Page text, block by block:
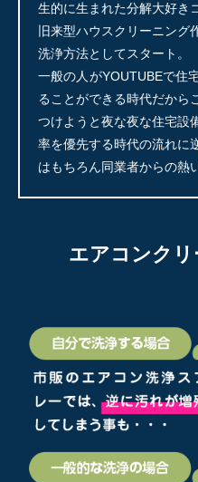
生的に生まれた分解大好き
旧来型ハウスクリーニング
洗浄方法としてスタート。
一般の人がYOUTUBEで住
ることができる時代だから
つけようと夜な夜な住宅設
率を優先する時代の流れに
はもちろん同業者からの熱
エアコンク